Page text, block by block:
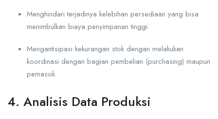
Menghindari terjadinya kelebihan persediaan yang bisa
menimbulkan biaya penyimpanan tinggi.
Mengantisipasi kekurangan stok dengan melakukan
koordinasi dengan bagian pembelian (purchasing) maupun
pemasok.
4. Analisis Data Produksi